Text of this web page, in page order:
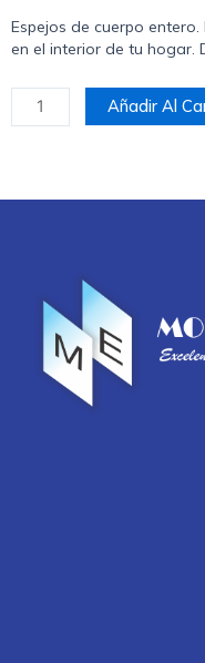
Espejos de cuerpo
en el interior de tu hogar.
Añadir Al